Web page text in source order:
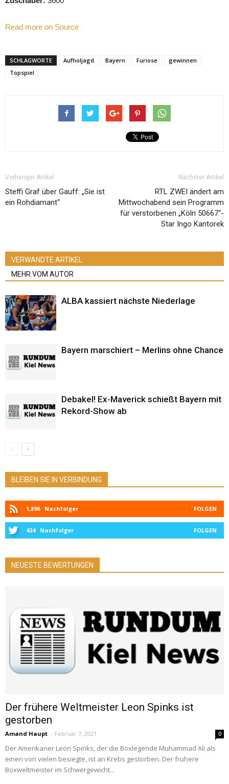
Read more on Source
SCHLAGWORTE Aufholjagd Bayern Furiose
gewinnen
Topspiel
Vorheriger Artikel
Steffi Graf über Gauff: „Sie ist
ein Rohdiamant“
Nächster Artikel
RTL ZWEI ändert am
Mittwochabend sein Programm
für verstorbenen „Köln 50667“-
Star Ingo Kantorek
VERWANDTE ARTIKEL
MEHR VOM AUTOR
ALBA kassiert nächste Niederlage
Bayern marschiert – Merlins ohne Chance
Debakel! Ex-Maverick schießt Bayern mit
Rekord-Show ab
BLEIBEN SIE IN VERBINDUNG
1,896 Nachfolger FOLGEN
424 Nachfolger FOLGEN
NEUESTE BEWERTUNGEN
Der frühere Weltmeister Leon Spinks ist
gestorben
Amand Haupt - Februar 7, 2021 0
Der Amerikaner Leon Spinks, der die Boxlegende Muhammad Ali als
einen von vielen besiegte, ist an Krebs gestorben. Der frühere
Boxweltmeister im Schwergewicht...